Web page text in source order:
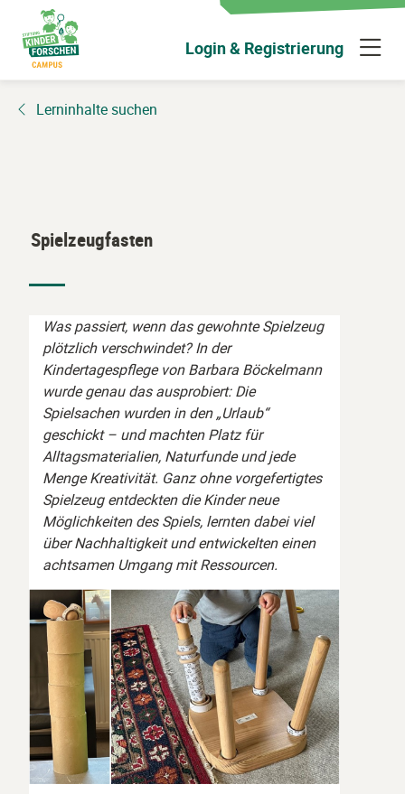
Hauptinhalt
wechseln
Login & Registrierung
Lerninhalte suchen
Spielzeugfasten
Was passiert, wenn das gewohnte Spielzeug
plötzlich verschwindet? In der
Kindertagespflege von Barbara Böckelmann
wurde genau das ausprobiert: Die
Spielsachen wurden in den „Urlaub“
geschickt – und machten Platz für
Alltagsmaterialien, Naturfunde und jede
Menge Kreativität. Ganz ohne vorgefertigtes
Spielzeug entdeckten die Kinder neue
Möglichkeiten des Spiels, lernten dabei viel
über Nachhaltigkeit und entwickelten einen
achtsamen Umgang mit Ressourcen.